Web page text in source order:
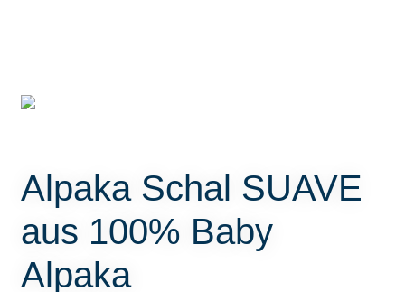
Alpaka Schal SUAVE
aus 100% Baby
Alpaka